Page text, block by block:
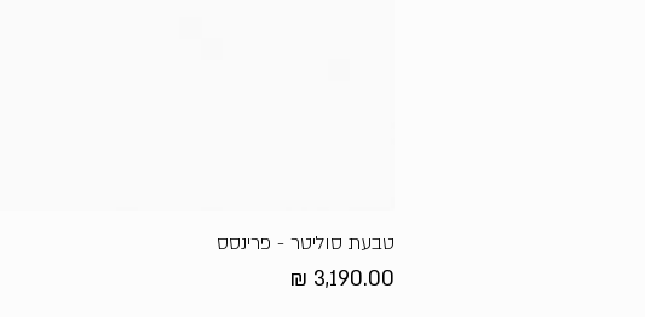
טבעת סוליטר - פרינסס
מחיר